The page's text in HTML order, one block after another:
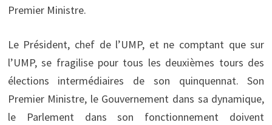
Premier Ministre.
Le Président, chef de l’UMP, et ne comptant que sur
l’UMP, se fragilise pour tous les deuxièmes tours des
élections intermédiaires de son quinquennat. Son
Premier Ministre, le Gouvernement dans sa dynamique,
le Parlement dans son fonctionnement doivent